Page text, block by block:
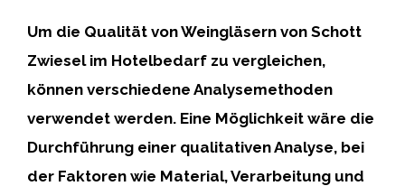
Um die Qualität von Weingläsern von Schott
Zwiesel im Hotelbedarf zu vergleichen,
können verschiedene Analysemethoden
verwendet werden. Eine Möglichkeit wäre die
Durchführung einer qualitativen Analyse, bei
der Faktoren wie Material, Verarbeitung und